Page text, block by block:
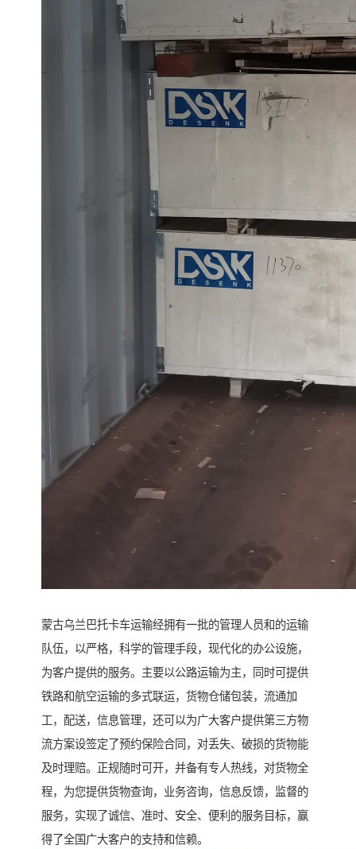
蒙古乌兰巴托卡车运输经拥有一批的管理人员和的运输
队伍，以严格，科学的管理手段，现代化的办公设施，
为客户提供的服务。主要以公路运输为主，同时可提供
铁路和航空运输的多式联运，货物仓储包装，流通加
工，配送，信息管理，还可以为广大客户提供第三方物
流方案设签定了预约保险合同，对丢失、破损的货物能
及时理赔。正规随时可开，并备有专人热线，对货物全
程，为您提供货物查询，业务咨询，信息反馈，监督的
服务，实现了诚信、准时、安全、便利的服务目标，赢
得了全国广大客户的支持和信赖。